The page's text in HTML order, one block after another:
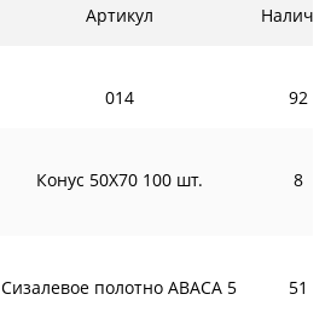
Артикул
014 92
Конус 50Х70 100 шт. 8
Сизалевое полотно ABACA 5 51